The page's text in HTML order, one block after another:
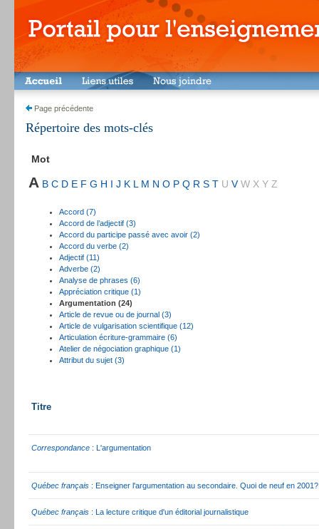
Page précédente
Répertoire des mots-clés
Mot
A B C D E F G H I J K L M N O P Q R S T U V W X Y Z
Accord (7)
Accord de l’adjectif (3)
Accord du participe passé avec avoir (2)
Accord du verbe (2)
Adjectif (11)
Adverbe (2)
Analyse de phrases (6)
Appréciation critique (1)
Argumentation (24)
Article de revue ou de journal (3)
Article de vulgarisation scientifique (12)
Articulation écriture-grammaire (6)
Atelier de négociation graphique (1)
Attribut du sujet (3)
Titre
Correspondance : L'argumentation
Québec français : Enseigner l'argumentation au secondaire. Quoi de neuf en 2001?
Québec français : La lecture critique d'un éditorial journalistique